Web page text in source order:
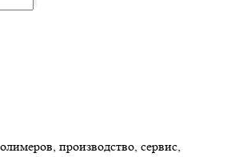
производство, сервис,